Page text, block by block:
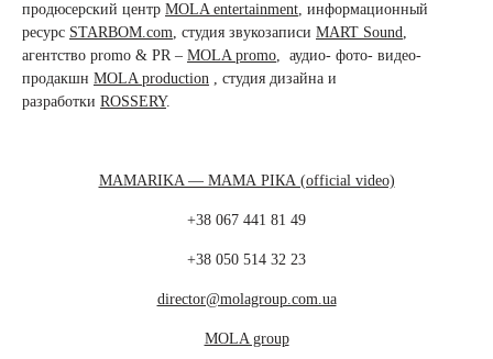
продюсерский центр MOLA entertainment, информационный
ресурс STARBOM.com, студия звукозаписи MART Sound,
агентство promo & PR – MOLA promo, аудио- фото- видео-
продакшн MOLA production , студия дизайна и
разработки ROSSERY.
MAMARIKA — МАМА РІКА (official video)
+38 067 441 81 49
+38 050 514 32 23
director@molagroup.com.ua
MOLA group